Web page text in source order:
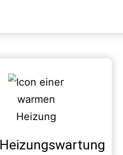
Heizungswartung